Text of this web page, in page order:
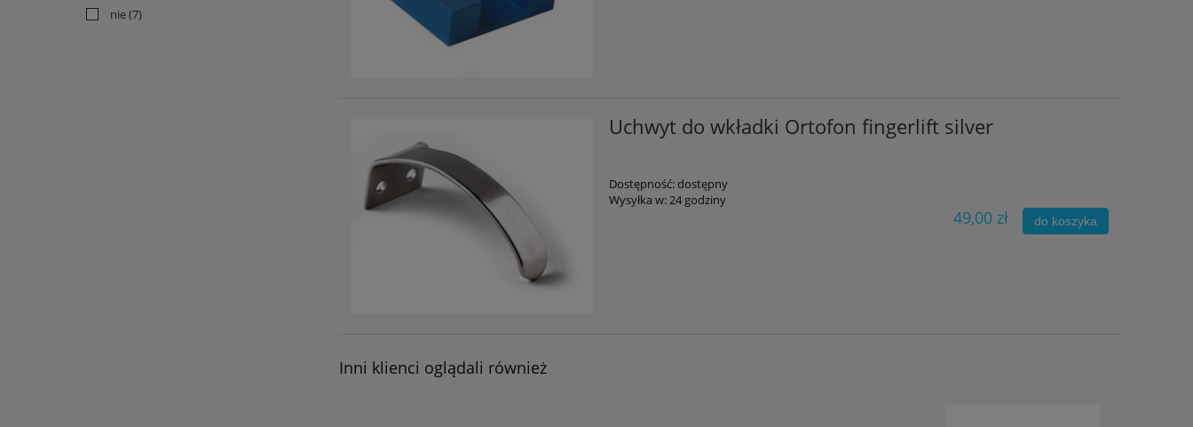
nie(7)
Uchwyt do wkładki Ortofon fingerlift silver
Dostępność:dostępny
Wysyłka w:24 godziny
49,00 zł do koszyka
Inni klienci oglądali również